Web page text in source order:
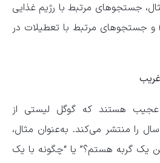
جستجوهای مرتبط با رژیم غذایی
و جستجوهای مرتبط با تعطیلات در
هستند که گوگل لیستی از
را منتشر می‌کند. به‌عنوان مثال،
یک گربه هستم؟” یا “چگونه با یک